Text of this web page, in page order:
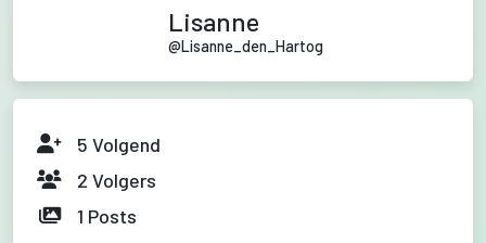
Lisanne
@Lisanne_den_Hartog
5 Volgend
2 Volgers
1 Posts